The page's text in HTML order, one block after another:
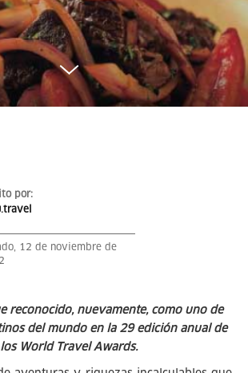
por:
12 de noviembre de
reconocido, nuevamente, como uno de
del mundo en la 29 edición anual de
los World Travel Awards.